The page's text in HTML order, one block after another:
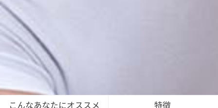
こんなあなたにオススメ
特徴